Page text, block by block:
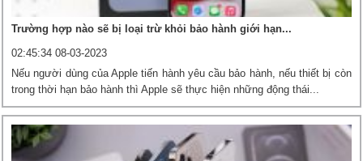
Trường hợp nào sẽ bị loại trừ khỏi bảo hành giới hạn...
02:45:34 08-03-2023
Nếu người dùng của Apple tiến hành yêu cầu bảo hành, nếu thiết bị còn
trong thời hạn bảo hành thì Apple sẽ thực hiện những động thái...